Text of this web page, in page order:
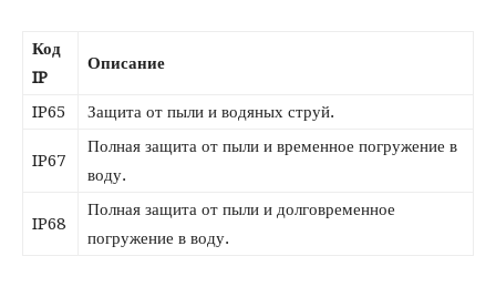
Код
IP
Описание
IP65 Защита от пыли и водяных струй.
IP67
Полная защита от пыли и временное погружение в
воду.
IP68
Полная защита от пыли и долговременное
погружение в воду.